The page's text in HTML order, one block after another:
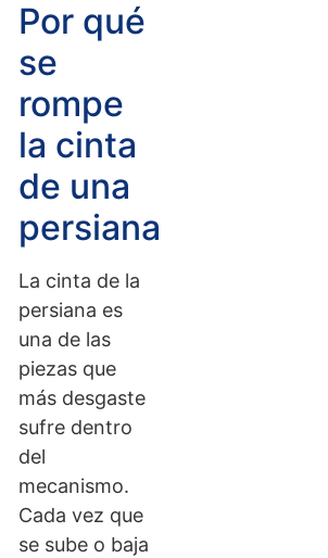
Por qué
se
rompe
la cinta
de una
persiana
La cinta de la
persiana es
una de las
piezas que
más desgaste
sufre dentro
del
mecanismo.
Cada vez que
se sube o baja